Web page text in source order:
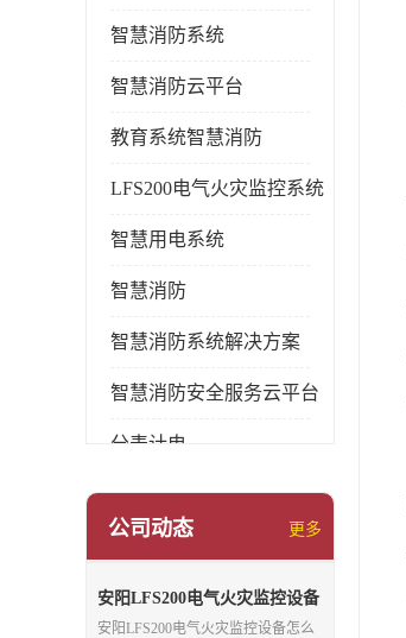
智慧消防系统
智慧消防云平台
教育系统智慧消防
LFS200电气火灾监控系统
智慧用电系统
智慧消防
智慧消防系统解决方案
智慧消防安全服务云平台
分表计电
环保用电监管系统
公司动态 更多
安阳LFS200电气火灾监控设备
怎么样
安阳LFS200电气火灾监控设备怎么